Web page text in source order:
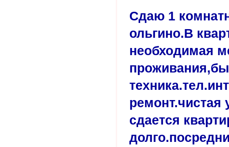
Сдаю 1
ольгино.В
необходимая
ремонт.чистая
сдается